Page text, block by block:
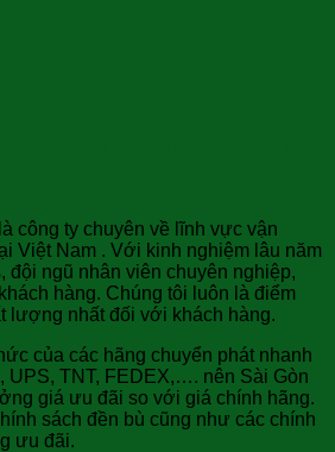
công ty chuyên về lĩnh vực vận
Việt Nam . Với kinh nghiệm lâu năm
đội ngũ nhân viên chuyên nghiệp,
hàng. Chúng tôi luôn là điểm
lượng nhất đối với khách hàng.
của các hãng chuyển phát nhanh
UPS, TNT, FEDEX,…. nên Sài Gòn
giá ưu đãi so với giá chính hãng.
sách đền bù cũng như các chính
ưu đãi.